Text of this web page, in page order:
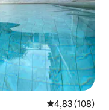
Évaluation
4,83 (108)